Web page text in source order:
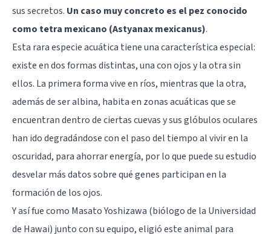
sus secretos. Un caso muy concreto es el pez conocido
como tetra mexicano (Astyanax mexicanus).
Esta rara especie acuática tiene una característica especial:
existe en dos formas distintas, una con ojos y la otra sin
ellos. La primera forma vive en ríos, mientras que la otra,
además de ser albina, habita en zonas acuáticas que se
encuentran dentro de ciertas cuevas y sus glóbulos oculares
han ido degradándose con el paso del tiempo al vivir en la
oscuridad, para ahorrar energía, por lo que puede su estudio
desvelar más datos sobre qué genes participan en la
formación de los ojos.
Y así fue como Masato Yoshizawa (biólogo de la Universidad
de Hawai) junto con su equipo, eligió este animal para